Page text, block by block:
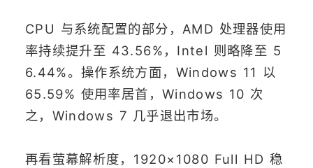
CPU 与系统配置的部分，AMD 处理器使用
率持续提升至 43.56%，Intel 则略降至 5
6.44%。操作系统方面，Windows 11 以
65.59% 使用率居首，Windows 10 次
之，Windows 7 几乎退出市场。
再看萤幕解析度，1920×1080 Full HD 稳